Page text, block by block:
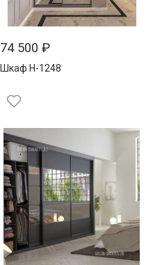
74 500₽
Шкаф Н-1248